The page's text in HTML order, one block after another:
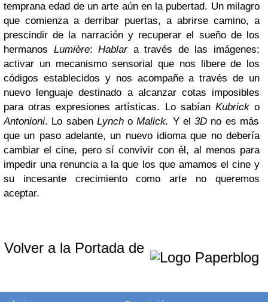
temprana edad de un arte aún en la pubertad. Un milagro
que comienza a derribar puertas, a abrirse camino, a
prescindir de la narración y recuperar el sueño de los
hermanos Lumière:Hablara través de las imágenes;
activar un mecanismo sensorial que nos libere de los
códigos establecidos y nos acompañe a través de un
nuevo lenguaje destinado a alcanzar cotas imposibles
para otras expresiones artísticas. Lo sabían Kubricko
Antonioni. Lo saben LynchoMalick. Y el 3D no es más
que un paso adelante, un nuevo idioma que no debería
cambiar el cine, pero sí convivir con él, al menos para
impedir una renuncia a la que los que amamos el cine y
su incesante crecimiento como arte no queremos
aceptar.
Volver a la Portada de